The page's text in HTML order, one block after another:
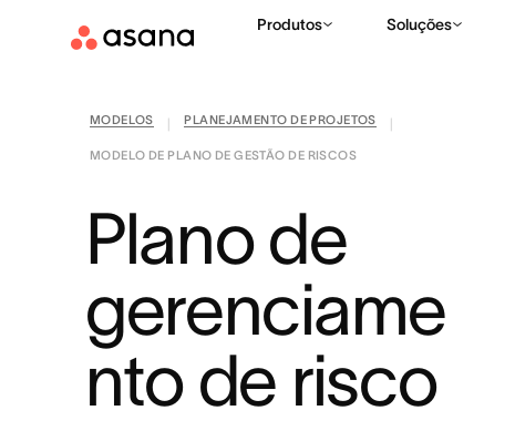
Produtos Soluções
MODELOS PLANEJAMENTO DE PROJETOS
MODELO DE PLANO DE GESTÃO DE RISCOS
Plano de
gerenciame
nto de risco